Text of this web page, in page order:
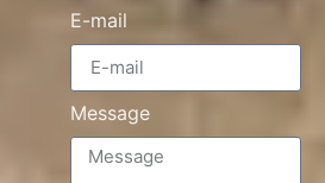
E-mail
Message